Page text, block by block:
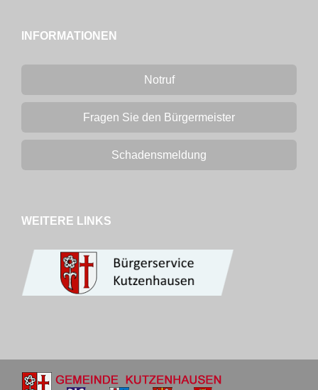
INFORMATIONEN
Notruf
Fragen Sie den Bürgermeister
Schadensmeldung
WEITERE LINKS